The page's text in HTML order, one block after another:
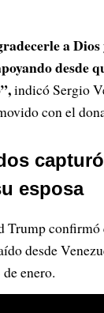
a
desde
indicó Sergio
con el
esposa
Trump
desde
enero.